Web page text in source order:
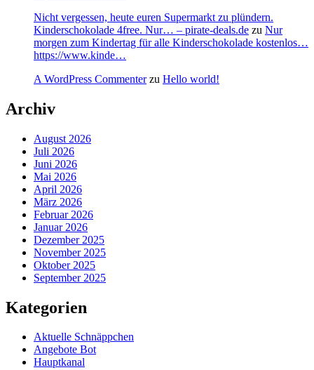
Nicht vergessen, heute euren Supermarkt zu plündern.
Kinderschokolade 4free. Nur… – pirate-deals.de zu Nur
morgen zum Kindertag für alle Kinderschokolade kostenlos…
https://www.kinde…
A WordPress Commenterzu Hello world!
Archiv
August 2026
Juli 2026
Juni 2026
Mai 2026
April 2026
März 2026
Februar 2026
Januar 2026
Dezember 2025
November 2025
Oktober 2025
September 2025
Kategorien
Aktuelle Schnäppchen
Angebote Bot
Hauptkanal